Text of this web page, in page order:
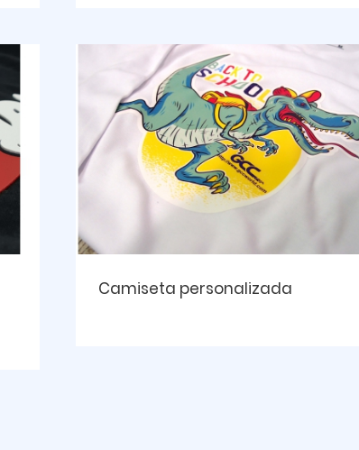
Camiseta personalizada